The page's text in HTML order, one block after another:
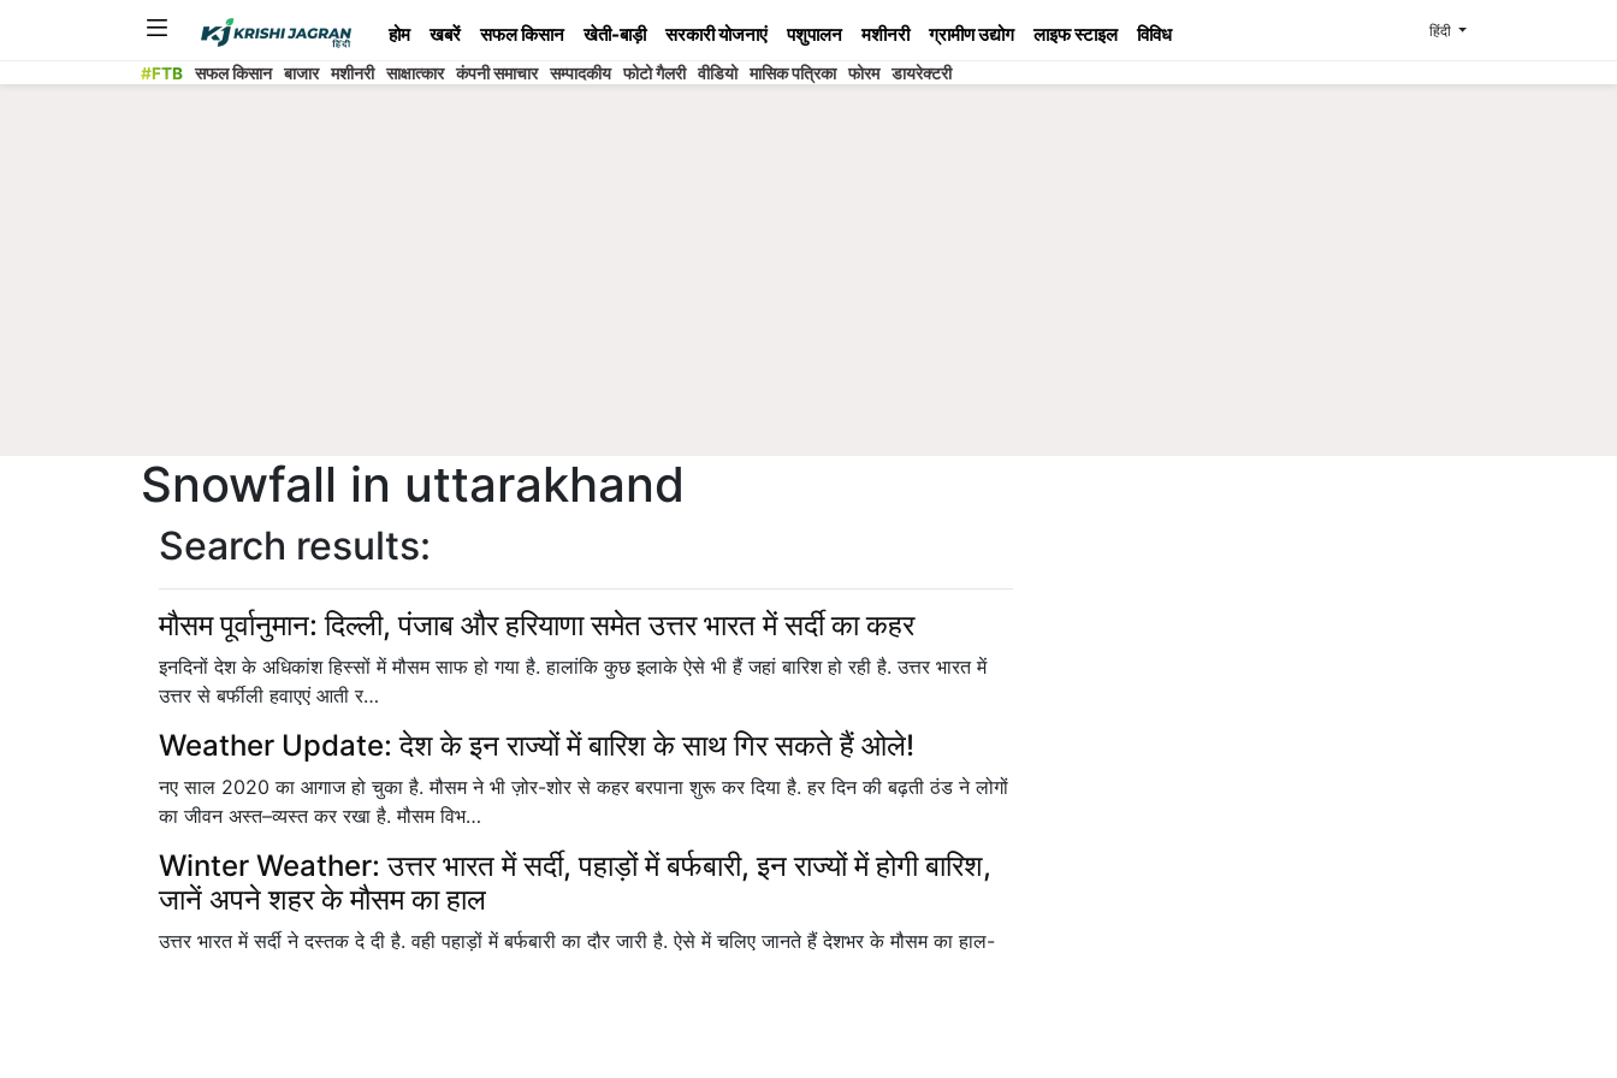
होम खबरें सफल किसान खेती-बाड़ी सरकारी योजनाएं पशुपालन मशीनरी ग्रामीण उद्योग लाइफ स्टाइल विविध हिंदी
#FTB सफल किसान बाजार मशीनरी साक्षात्कार कंपनी समाचार सम्पादकीय फोटो गैलरी वीडियो मासिक पत्रिका फोरम डायरेक्टरी
Snowfall in uttarakhand
Search results:
मौसम पूर्वानुमान: दिल्ली, पंजाब और हरियाणा समेत उत्तर भारत में सर्दी का कहर
इनदिनों देश के अधिकांश हिस्सों में मौसम साफ हो गया है. हालांकि कुछ इलाके ऐसे भी हैं जहां बारिश हो रही है. उत्तर भारत में
उत्तर से बर्फीली हवाएएं आती र…
Weather Update: देश के इन राज्यों में बारिश के साथ गिर सकते हैं ओले!
नए साल 2020 का आगाज हो चुका है. मौसम ने भी ज़ोर-शोर से कहर बरपाना शुरू कर दिया है. हर दिन की बढ़ती ठंड ने लोगों
का जीवन अस्त–व्यस्त कर रखा है. मौसम विभ…
Winter Weather: उत्तर भारत में सर्दी, पहाड़ों में बर्फबारी, इन राज्यों में होगी बारिश,
जानें अपने शहर के मौसम का हाल
उत्तर भारत में सर्दी ने दस्तक दे दी है. वही पहाड़ों में बर्फबारी का दौर जारी है. ऐसे में चलिए जानते हैं देशभर के मौसम का हाल-